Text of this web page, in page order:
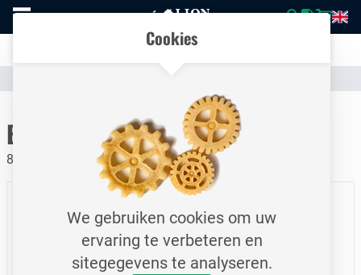
Naar
homepage
Transparante communicatie over kosten en verzendstatus
Bout / DIN931 / M6x90
8.8 / Elektrolytisch verzinkt
Cookies
We gebruiken cookies om uw
ervaring te verbeteren en
sitegegevens te analyseren.